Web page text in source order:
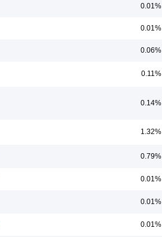
0.01%
0.01%
0.06%
0.11%
0.14%
1.32%
0.79%
0.01%
0.01%
0.01%